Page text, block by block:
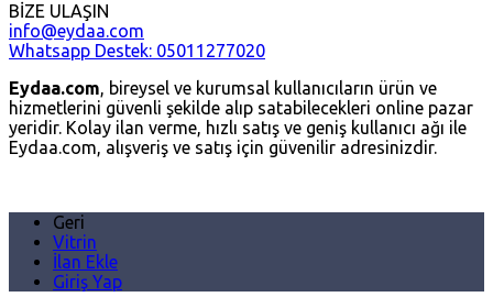
BİZE ULAŞIN
info@eydaa.com
Whatsapp Destek: 05011277020
Eydaa.com, bireysel ve kurumsal kullanıcıların ürün ve
hizmetlerini güvenli şekilde alıp satabilecekleri online pazar
yeridir. Kolay ilan verme, hızlı satış ve geniş kullanıcı ağı ile
Eydaa.com, alışveriş ve satış için güvenilir adresinizdir.
Geri
Vitrin
İlan Ekle
Giriş Yap